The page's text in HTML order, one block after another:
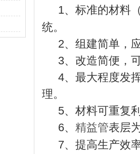
1、标准的材料
统。
2、组建简单，应
3、改造简便，
4、最大程度发挥
理。
5、材料可重复利
6、精益管表层
7、提高生产效率